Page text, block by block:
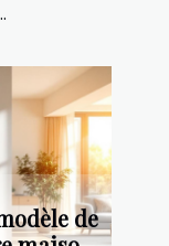
de